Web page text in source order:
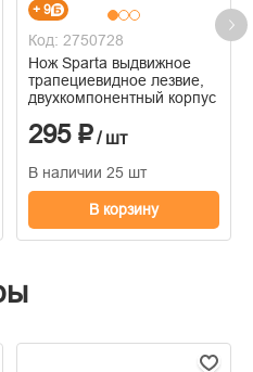
+ 9
Код: 2750728
Нож Sparta выдвижное
трапециевидное лезвие,
двухкомпонентный корпус
295 ₽/ шт
В наличии 25 шт
В корзину